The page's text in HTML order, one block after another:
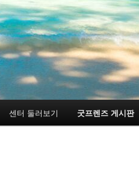
센터 둘러보기 굿프렌즈 게시판